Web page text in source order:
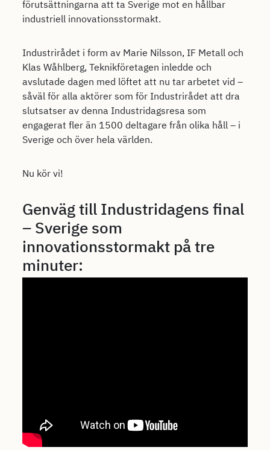
förutsättningarna att ta Sverige mot en hållbar
industriell innovationsstormakt.
Industrirådet i form av Marie Nilsson, IF Metall och
Klas Wåhlberg, Teknikföretagen inledde och
avslutade dagen med löftet att nu tar arbetet vid –
såväl för alla aktörer som för Industrirådet att dra
slutsatser av denna Industridagsresa som
engagerat fler än 1500 deltagare från olika håll – i
Sverige och över hela världen.
Nu kör vi!
Genväg till Industridagens final
– Sverige som
innovationsstormakt på tre
minuter: